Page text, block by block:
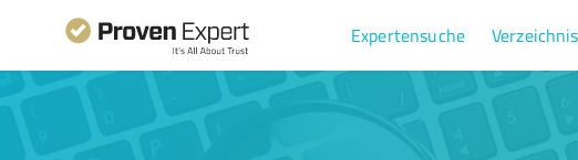
Expertensuche Verzeichnis